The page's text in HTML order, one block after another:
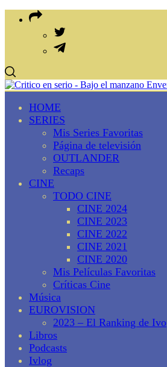
HOME
SERIES
Mis Series Favoritas
Página de televisión
OUTLANDER
Recaps
CINE
TODO CINE
CINE 2024
CINE 2023
CINE 2022
CINE 2021
CINE 2020
Mis Películas Favoritas
Críticas Cine
Música
EUROVISION
2023 – El Ranking de Ivo
Libros
Podcasts
Ivlog